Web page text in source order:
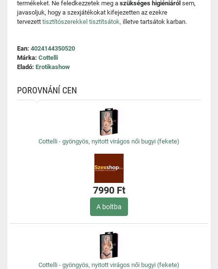
termékeket. Ne feledkezzetek meg a szükséges higiéniáról sem,
javasoljuk, hogy a szexjátékokat kifejezetten az ezekre
tervezett tisztítószerekkel tisztítsátok, illetve tartsátok karban.
Ean: 4024144350520
Márka: Cottelli
Eladó: Erotikashow
POROVNÁNÍ CEN
Cottelli - gyöngyös, nyitott virágos női bugyi (fekete)
7990 Ft
A boltba
Cottelli - gyöngyös, nyitott virágos női bugyi (fekete)